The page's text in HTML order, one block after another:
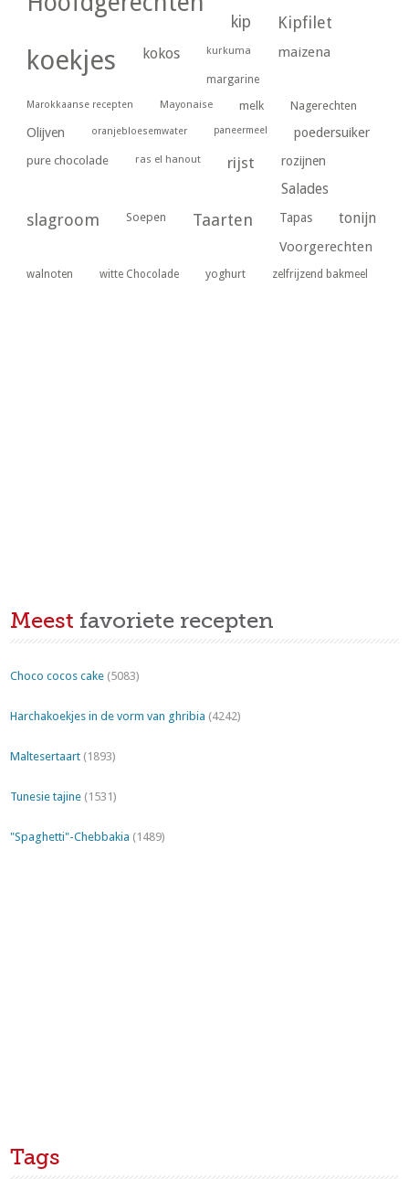
kip Kipfilet
koekjes kokos kurkuma maizena
margarine
Marokkaanse recepten Mayonaise melk Nagerechten
Olijven oranjebloesemwater paneermeel poedersuiker
pure chocolade ras el hanout rijst rozijnen
Salades
slagroom Soepen Taarten Tapas tonijn
Voorgerechten
walnoten witte Chocolade yoghurt zelfrijzend bakmeel
Meest favoriete recepten
Choco cocos cake (5083)
Harchakoekjes in de vorm van ghribia (4242)
Maltesertaart (1893)
Tunesie tajine (1531)
"Spaghetti"-Chebbakia (1489)
Tags